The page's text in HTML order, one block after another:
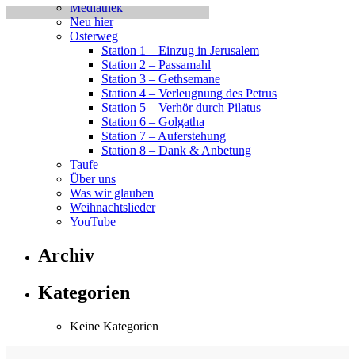
Mediathek
Neu hier
Osterweg
Station 1 – Einzug in Jerusalem
Station 2 – Passamahl
Station 3 – Gethsemane
Station 4 – Verleugnung des Petrus
Station 5 – Verhör durch Pilatus
Station 6 – Golgatha
Station 7 – Auferstehung
Station 8 – Dank & Anbetung
Taufe
Über uns
Was wir glauben
Weihnachtslieder
YouTube
Archiv
Kategorien
Keine Kategorien